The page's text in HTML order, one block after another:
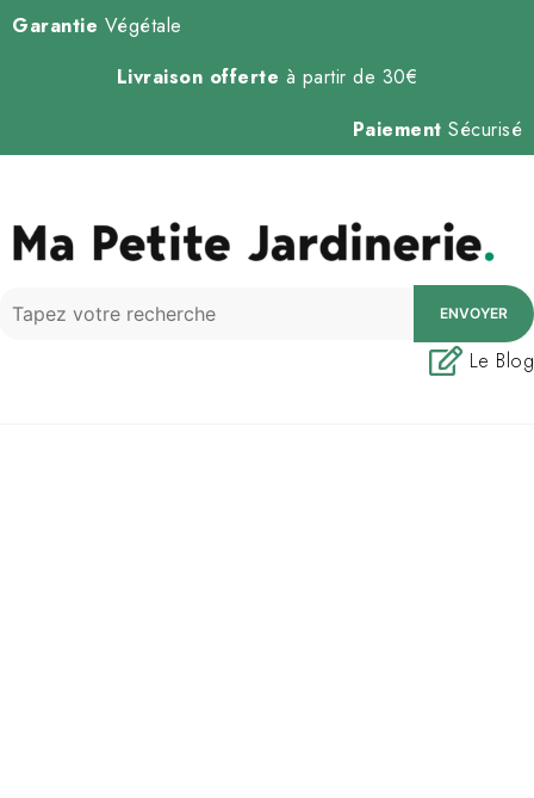
Garantie Végétale
Livraison offerte à partir de 30€
Paiement Sécurisé
ENVOYER
Le Blog